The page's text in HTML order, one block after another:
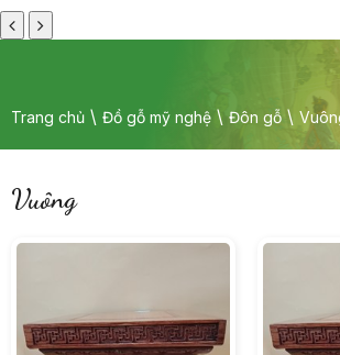
Trang chủ Đồ gỗ mỹ nghệ Đôn gỗ
Vuông